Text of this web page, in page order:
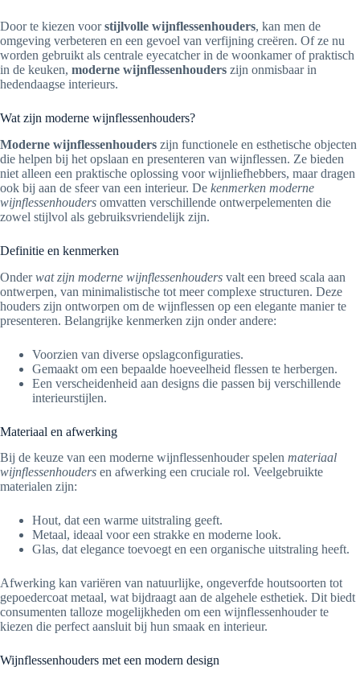
Door te kiezen voorstijlvolle wijnflessenhouders, kan men de
omgeving verbeteren en een gevoel van verfijning creëren. Of ze nu
worden gebruikt als centrale eyecatcher in de woonkamer of praktisch
in de keuken, moderne wijnflessenhouders zijn onmisbaar in
hedendaagse interieurs.
Wat zijn moderne wijnflessenhouders?
Moderne wijnflessenhouders zijn functionele en esthetische objecten
die helpen bij het opslaan en presenteren van wijnflessen. Ze bieden
niet alleen een praktische oplossing voor wijnliefhebbers, maar dragen
ook bij aan de sfeer van een interieur. De kenmerken moderne
wijnflessenhouders omvatten verschillende ontwerpelementen die
zowel stijlvol als gebruiksvriendelijk zijn.
Definitie en kenmerken
Onderwat zijn moderne wijnflessenhouders valt een breed scala aan
ontwerpen, van minimalistische tot meer complexe structuren. Deze
houders zijn ontworpen om de wijnflessen op een elegante manier te
presenteren. Belangrijke kenmerken zijn onder andere:
Voorzien van diverse opslagconfiguraties.
Gemaakt om een bepaalde hoeveelheid flessen te herbergen.
Een verscheidenheid aan designs die passen bij verschillende
interieurstijlen.
Materiaal en afwerking
Bij de keuze van een moderne wijnflessenhouder spelen materiaal
wijnflessenhouders en afwerking een cruciale rol. Veelgebruikte
materialen zijn:
Hout, dat een warme uitstraling geeft.
Metaal, ideaal voor een strakke en moderne look.
Glas, dat elegance toevoegt en een organische uitstraling heeft.
Afwerking kan variëren van natuurlijke, ongeverfde houtsoorten tot
gepoedercoat metaal, wat bijdraagt aan de algehele esthetiek. Dit biedt
consumenten talloze mogelijkheden om een wijnflessenhouder te
kiezen die perfect aansluit bij hun smaak en interieur.
Wijnflessenhouders met een modern design